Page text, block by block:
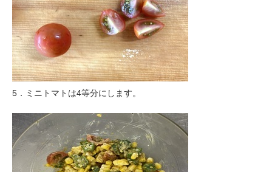
5．ミニトマトは4等分にします。